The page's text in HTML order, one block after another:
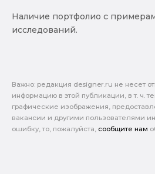
Наличие портфолио с
исследований.
Важно: pедакция designer.ru не несет
информацию в этой публикации, в т. ч.
графические изображения,
вакансии и другими пользователями
ошибку, то, пожалуйста, сообщите нам